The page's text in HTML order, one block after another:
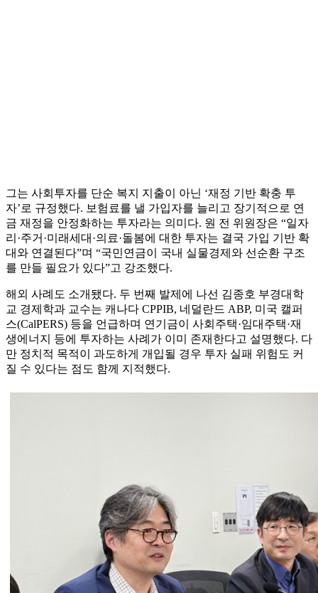
그는 사회투자를 단순 복지 지출이 아닌 ‘재정 기반 확충 투
자’로 규정했다. 보험료를 낼 가입자를 늘리고 장기적으로 연
금 재정을 안정화하는 투자라는 의미다. 원 전 위원장은 “일자
리·주거·미래세대·의료·돌봄에 대한 투자는 결국 가입 기반 확
대와 연결된다”며 “국민연금이 국내 실물경제와 선순환 구조
를 만들 필요가 있다”고 강조했다.
해외 사례도 소개됐다. 두 번째 발제에 나선 김종호 부경대학
교 경제학과 교수는 캐나다 CPPIB, 네덜란드 ABP, 미국 캘퍼
스(CalPERS) 등을 언급하며 연기금이 사회주택·임대주택·재
생에너지 등에 투자하는 사례가 이미 존재한다고 설명했다. 다
만 정치적 목적이 과도하게 개입될 경우 투자 실패 위험도 커
질 수 있다는 점도 함께 지적했다.